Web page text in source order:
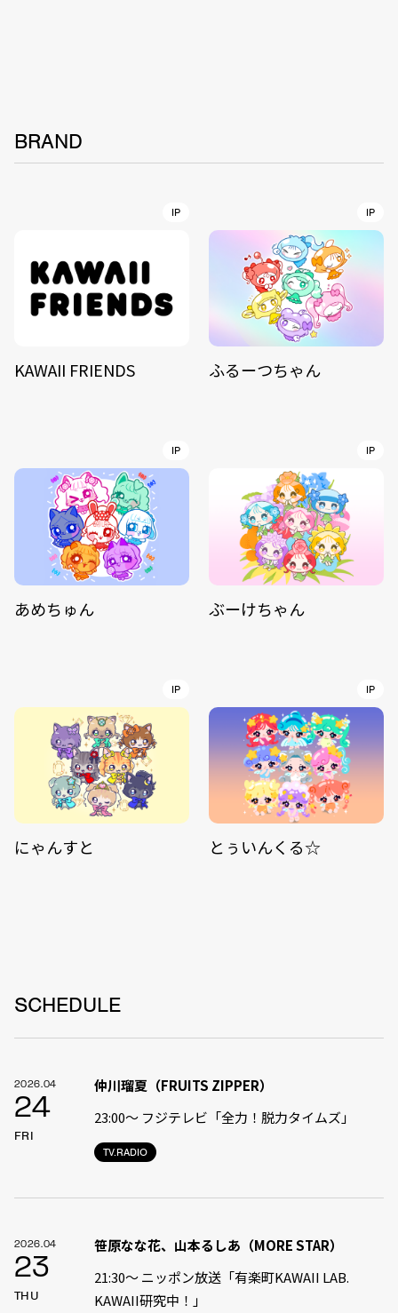
BRAND
IP
KAWAII FRIENDS
IP
ふるーつちゃん
IP
あめちゅん
IP
ぶーけちゃん
IP
にゃんすと
IP
とぅいんくる☆
SCHEDULE
2026.04
24
FRI
TV.RADIO
仲川瑠夏（FRUITS ZIPPER）
23:00〜 フジテレビ「全力！脱力タイムズ」
2026.04
23
THU
笹原なな花、山本るしあ（MORE STAR）
21:30〜 ニッポン放送「有楽町KAWAII LAB.
KAWAII研究中！」